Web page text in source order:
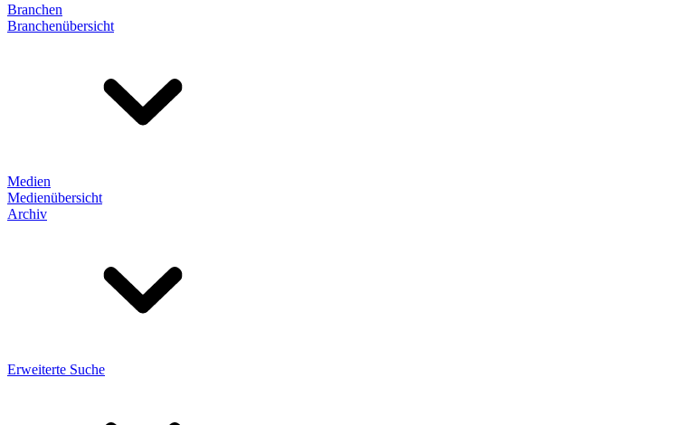
Branchen
Branchenübersicht
Medien
Medienübersicht
Archiv
Erweiterte Suche